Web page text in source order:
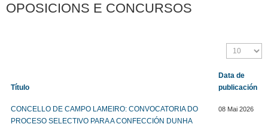
OPOSICIONS E CONCURSOS
Título
Data de
publicación
CONCELLO DE CAMPO LAMEIRO: CONVOCATORIA DO
PROCESO SELECTIVO PARA A CONFECCIÓN DUNHA
08 Mai 2026